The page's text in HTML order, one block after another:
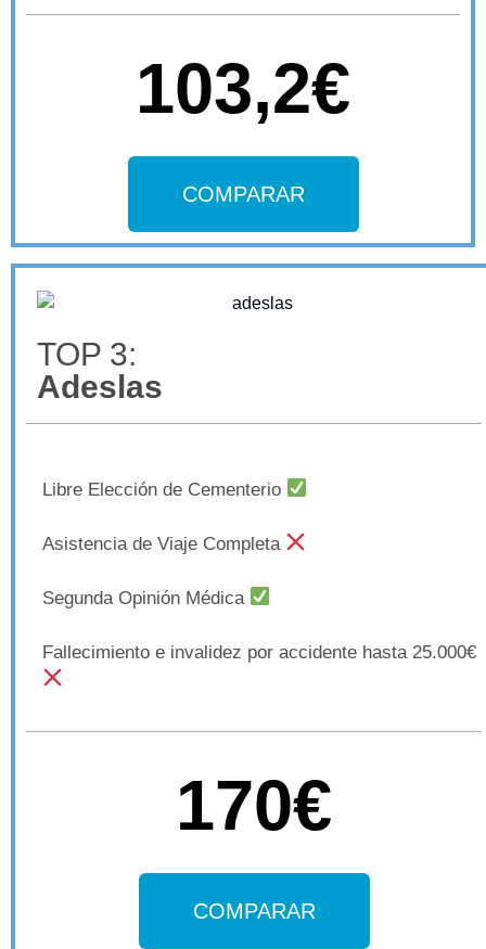
103,2€
COMPARAR
TOP 3:
Adeslas
Libre Elección de Cementerio
Asistencia de Viaje Completa
Segunda Opinión Médica
Fallecimiento e invalidez por accidente hasta 25.000€
170€
COMPARAR